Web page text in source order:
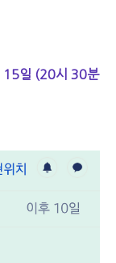
15일 (20시 30분